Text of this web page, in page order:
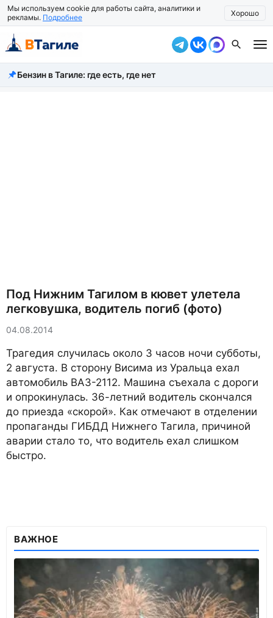
Мы используем cookie для работы сайта, аналитики и
рекламы. Подробнее Хорошо
Все новости
Бензин в Тагиле: где есть, где нет
Под Нижним Тагилом в кювет улетела
легковушка, водитель погиб (фото)
04.08.2014
Трагедия случилась около 3 часов ночи субботы,
2 августа. В сторону Висима из Уральца ехал
автомобиль ВАЗ-2112. Машина съехала с дороги
и опрокинулась. 36-летний водитель скончался
до приезда «скорой». Как отмечают в отделении
пропаганды ГИБДД Нижнего Тагила, причиной
аварии стало то, что водитель ехал слишком
быстро.
ВАЖНОЕ